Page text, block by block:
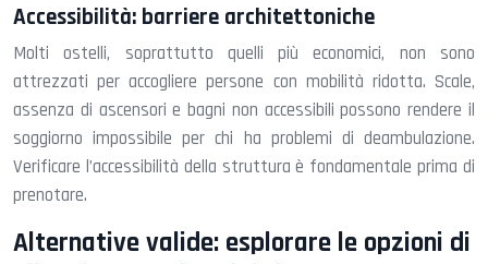
Accessibilità: barriere architettoniche
Molti ostelli, soprattutto quelli più economici, non sono
attrezzati per accogliere persone con mobilità ridotta. Scale,
assenza di ascensori e bagni non accessibili possono rendere il
soggiorno impossibile per chi ha problemi di deambulazione.
Verificare l’accessibilità della struttura è fondamentale prima di
prenotare.
Alternative valide: esplorare le opzioni di